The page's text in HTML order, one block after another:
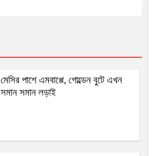
মেসির পাশে এমবাপ্পে, গোল্ডেন বুটে এখন
সমান সমান লড়াই